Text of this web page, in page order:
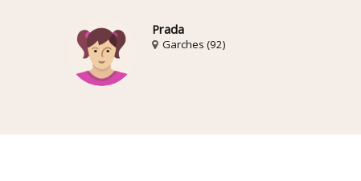
Prada
Garches (92)